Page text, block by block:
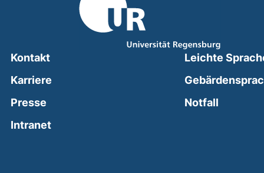
Kontakt
Karriere
Presse
Intranet(external link, opens in a new window)
Leichte
Notfall